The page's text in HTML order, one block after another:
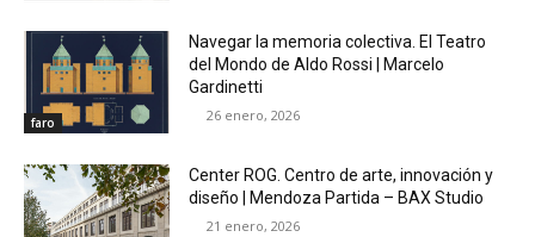
faro
Navegar la memoria colectiva. El Teatro
del Mondo de Aldo Rossi | Marcelo
Gardinetti
26 enero, 2026
Center ROG. Centro de arte, innovación y
diseño | Mendoza Partida – BAX Studio
21 enero, 2026